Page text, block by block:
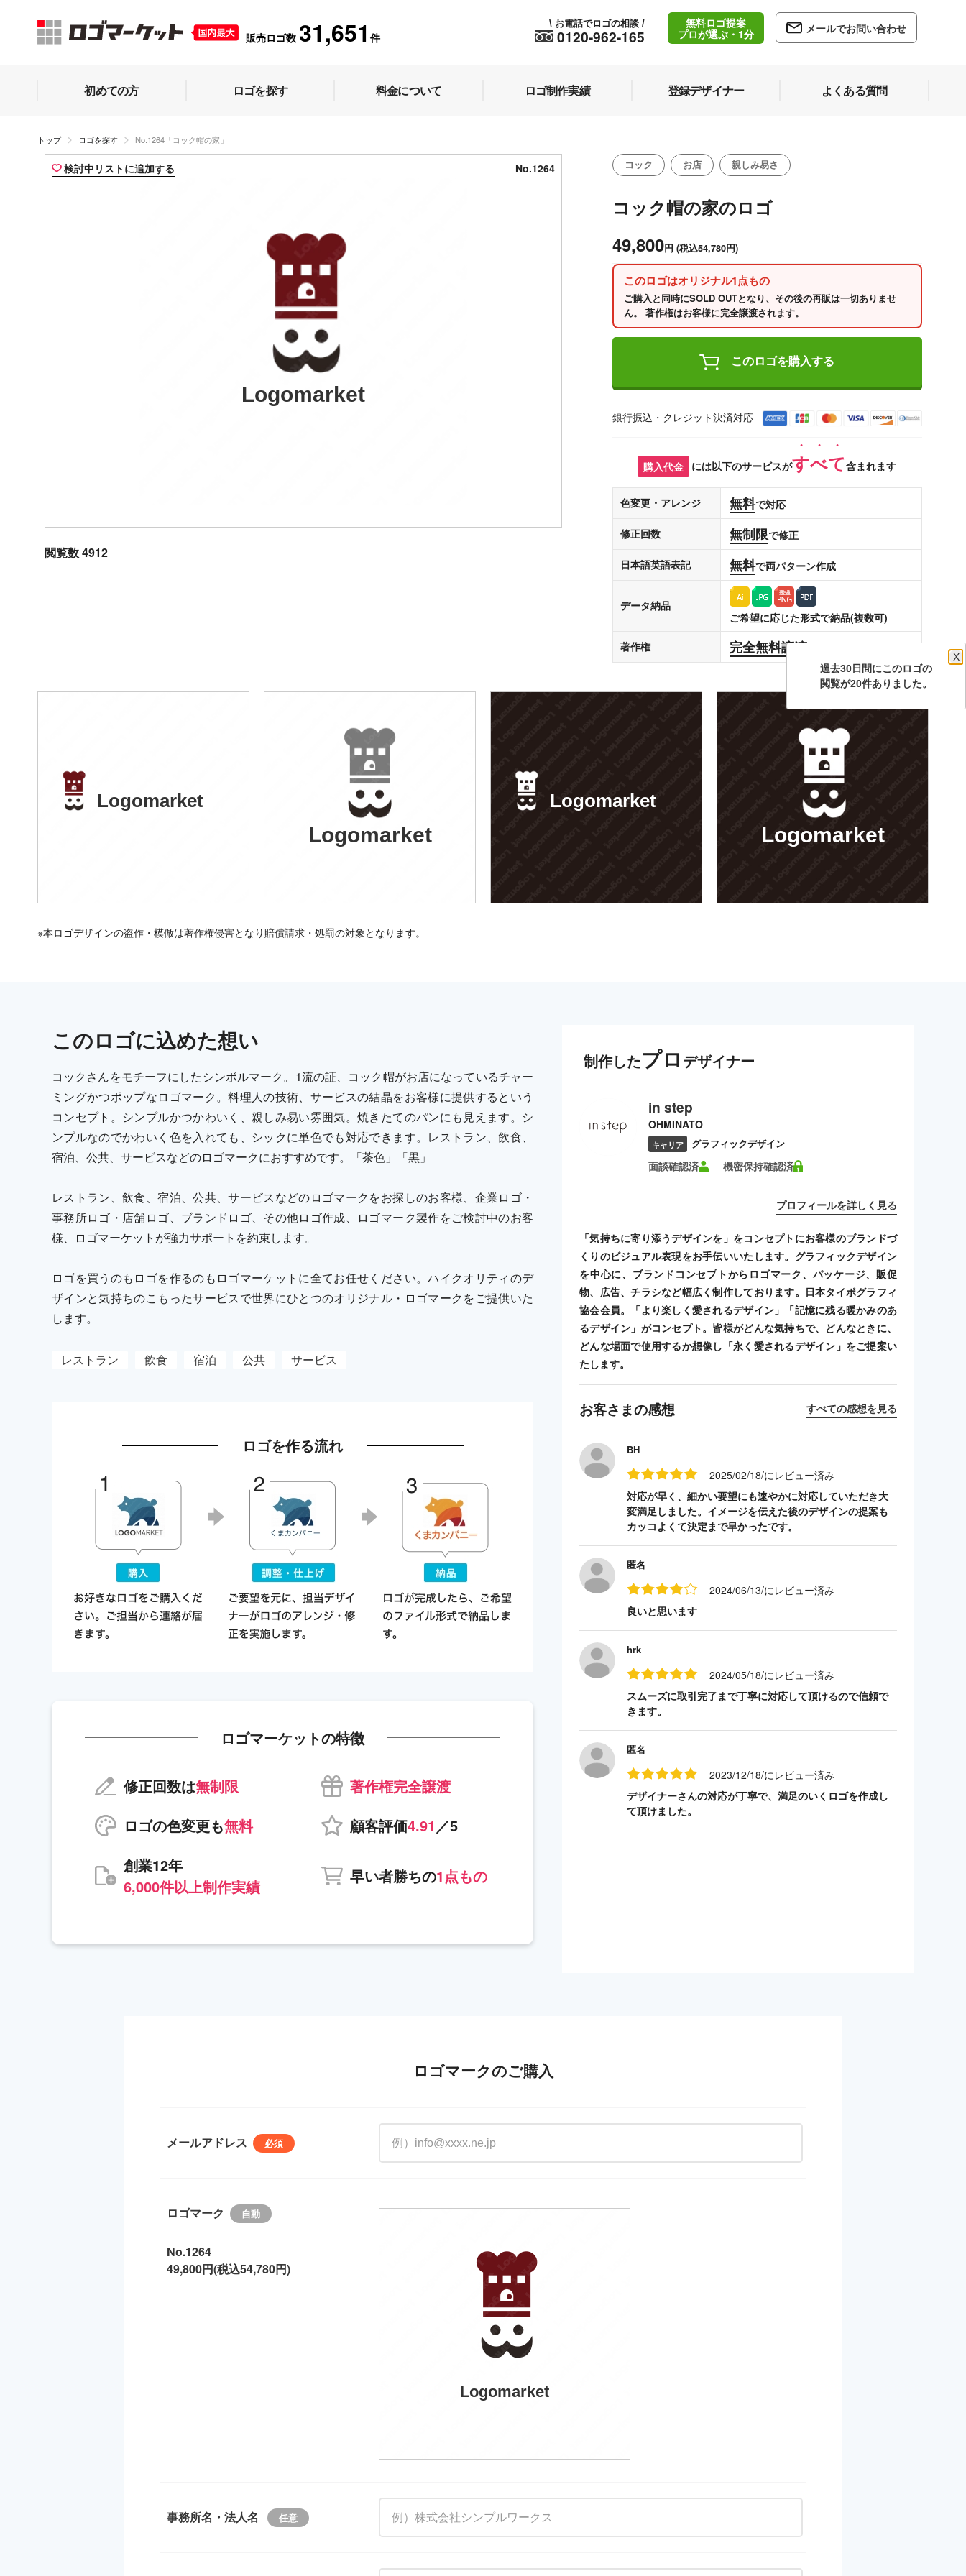
販売ロゴ数 31,651 件 0120-962-165
\ お電話でロゴの相談 /
無料ロゴ提案
プロが選ぶ・1分
メールでお問い合わせ
初めての方 ロゴを探す 料金について ロゴ制作実績 登録デザイナー よくある質問
トップ ロゴを探す No.1264「コック帽の家」
検討中リストに追加する No.1264
Logomarket
閲覧数 4912
コック お店 親しみ易さ
コック帽の家のロゴ
49,800円 (税込54,780円)
このロゴはオリジナル1点もの
ご購入と同時にSOLD OUTとなり、その後の再販は一切ありませ
ん。 著作権はお客様に完全譲渡されます。
このロゴを購入する
銀行振込・クレジット決済対応
購入代金 には以下のサービスがすべて含まれます
色変更・アレンジ 無料で対応
修正回数 無制限で修正
日本語英語表記 無料で両パターン作成
データ納品
ご希望に応じた形式で納品(複数可)
著作権
完全無料譲渡します
Logomarket
Logomarket
Logomarket
Logomarket
※本ロゴデザインの盗作・模倣は著作権侵害となり賠償請求・処罰の対象となります。
このロゴに込めた想い
コックさんをモチーフにしたシンボルマーク。1流の証、コック帽がお店になっているチャー
ミングかつポップなロゴマーク。料理人の技術、サービスの結晶をお客様に提供するという
コンセプト。シンプルかつかわいく、親しみ易い雰囲気。焼きたてのパンにも見えます。シ
ンプルなのでかわいく色を入れても、シックに単色でも対応できます。レストラン、飲食、
宿泊、公共、サービスなどのロゴマークにおすすめです。「茶色」「黒」
レストラン、飲食、宿泊、公共、サービスなどのロゴマークをお探しのお客様、企業ロゴ・
事務所ロゴ・店舗ロゴ、ブランドロゴ、その他ロゴ作成、ロゴマーク製作をご検討中のお客
様、ロゴマーケットが強力サポートを約束します。
ロゴを買うのもロゴを作るのもロゴマーケットに全てお任せください。ハイクオリティのデ
ザインと気持ちのこもったサービスで世界にひとつのオリジナル・ロゴマークをご提供いた
します。
レストラン 飲食 宿泊 公共 サービス
ロゴを作る流れ
ロゴマーケットの特徴
修正回数は無制限
著作権完全譲渡
ロゴの色変更も無料 顧客評価4.91 ／5
創業12年
6,000件以上制作実績
早い者勝ちの1点もの
制作したプロ デザイナー
in step
OHMINATO
キャリア グラフィックデザイン
面談確認済 機密保持確認済
プロフィールを詳しく見る
「気持ちに寄り添うデザインを」をコンセプトにお客様のブランドづ
くりのビジュアル表現をお手伝いいたします。グラフィックデザイン
を中心に、ブランドコンセプトからロゴマーク、パッケージ、販促
物、広告、チラシなど幅広く制作しております。日本タイポグラフィ
協会会員。「より楽しく愛されるデザイン」「記憶に残る暖かみのあ
るデザイン」がコンセプト。皆様がどんな気持ちで、どんなときに、
どんな場面で使用するか想像し「永く愛されるデザイン」をご提案い
たします。
お客さまの感想 すべての感想を見る
BH
2025/02/18/にレビュー済み
対応が早く、細かい要望にも速やかに対応していただき大
変満足しました。イメージを伝えた後のデザインの提案も
カッコよくて決定まで早かったです。
匿名
2024/06/13/にレビュー済み
良いと思います
hrk
2024/05/18/にレビュー済み
スムーズに取引完了まで丁寧に対応して頂けるので信頼で
きます。
匿名
2023/12/18/にレビュー済み
デザイナーさんの対応が丁寧で、満足のいくロゴを作成し
て頂けました。
ロゴマークのご購入
メールアドレス
ロゴマーク
No.1264
49,800円(税込54,780円)
Logomarket
事務所名・法人名
過去30日間にこのロゴの
X
閲覧が20件ありました。